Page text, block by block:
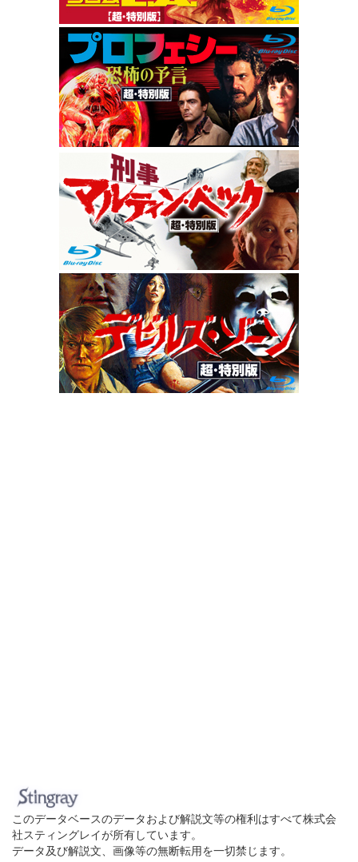
このデータベースのデータおよび解説文等の権利はすべて株式会
社スティングレイが所有しています。
データ及び解説文、画像等の無断転用を一切禁じます。